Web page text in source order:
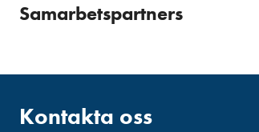
Samarbetspartners
Kontakta oss